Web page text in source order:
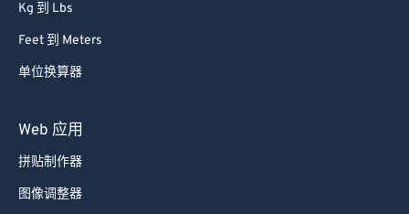
Kg 到 Lbs
Feet 到 Meters
单位换算器
Web 应用
拼贴制作器
图像调整器